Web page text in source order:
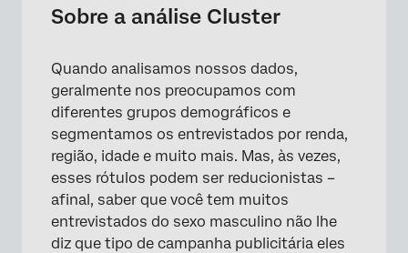
Preparação de uma Pesquisa para análise
Execução da análise Cluster
Resultados da análise de Cluster
Criação de novas variáveis a partir de
Resultados
Notas Técnicas
Perguntas frequentes
Sobre a análise Cluster
Quando analisamos nossos dados,
geralmente nos preocupamos com
diferentes grupos demográficos e
segmentamos os entrevistados por renda,
região, idade e muito mais. Mas, às vezes,
esses rótulos podem ser reducionistas –
afinal, saber que você tem muitos
entrevistados do sexo masculino não lhe
diz que tipo de campanha publicitária eles